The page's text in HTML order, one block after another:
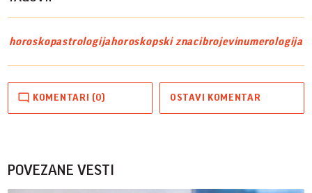
horoskopastrologijahoroskopski znacibrojevinumerologija
KOMENTARI (0) OSTAVI KOMENTAR
POVEZANE VESTI